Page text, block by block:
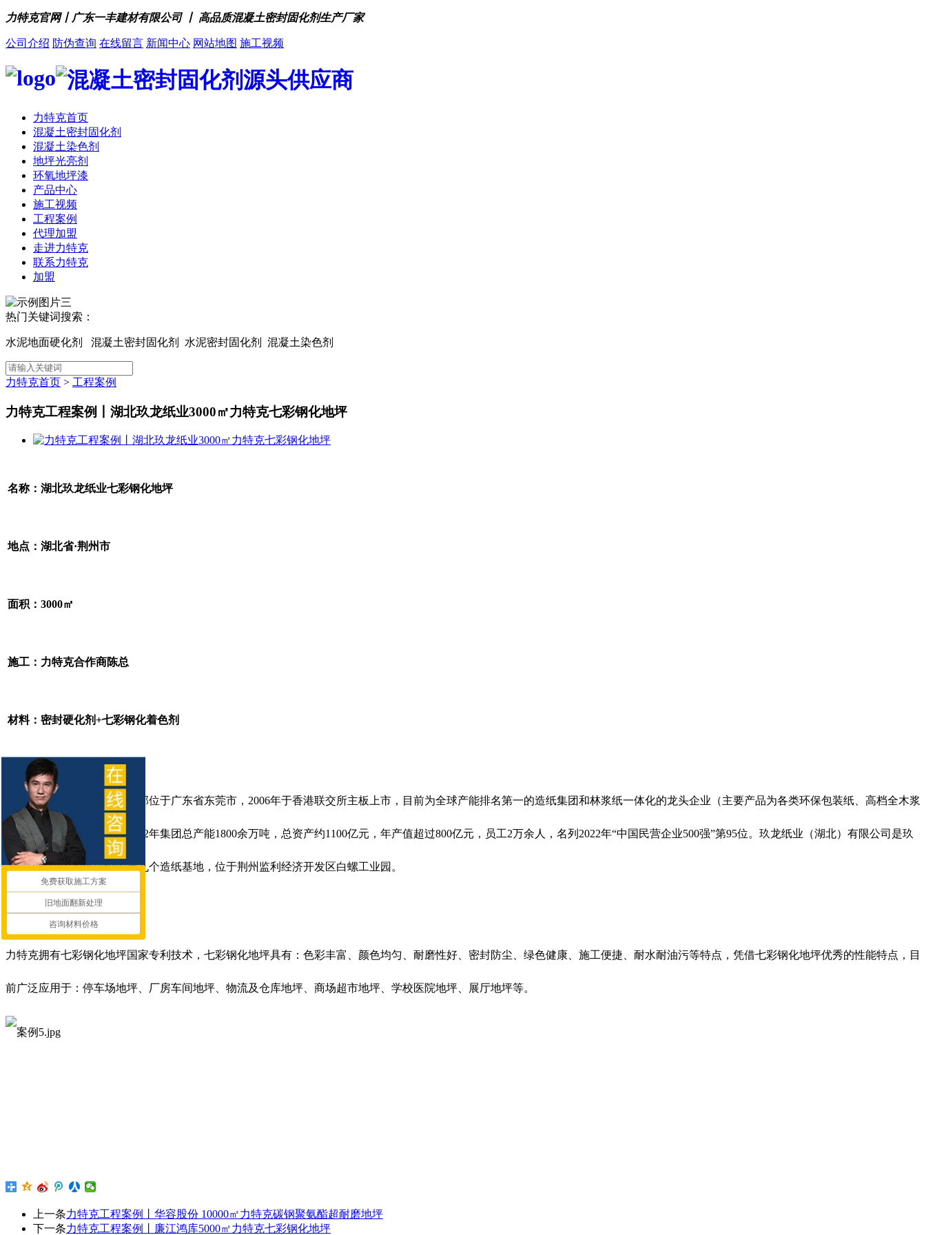
力特克官网丨广东一丰建材有限公司 丨 高品质混凝土密封固化剂生产厂家
公司介绍 防伪查询 在线留言 新闻中心 网站地图 施工视频
力特克首页
混凝土密封固化剂
混凝土染色剂
地坪光亮剂
环氧地坪漆
产品中心
施工视频
工程案例
代理加盟
走进力特克
联系力特克
加盟
热门关键词搜索：
水泥地面硬化剂 混凝土密封固化剂 水泥密封固化剂 混凝土染色剂
力特克首页 > 工程案例
力特克工程案例丨湖北玖龙纸业3000㎡力特克七彩钢化地坪
名称：湖北玖龙纸业七彩钢化地坪
地点：湖北省·荆州市
面积：3000㎡
施工：力特克合作商陈总
材料：密封硬化剂+七彩钢化着色剂
玖龙纸业成立于1995年，总部位于广东省东莞市，2006年于香港联交所主板上市，目前为全球产能排名第一的造纸集团和林浆纸一体化的龙头企业（主要产品为各类环保包装纸、高档全木浆
纸及其上下游产业链）。2022年集团总产能1800余万吨，总资产约1100亿元，年产值超过800亿元，员工2万余人，名列2022年“中国民营企业500强”第95位。玖龙纸业（湖北）有限公司是玖
龙集团在国内投资建设的第九个造纸基地，位于荆州监利经济开发区白螺工业园。
力特克拥有七彩钢化地坪国家专利技术，七彩钢化地坪具有：色彩丰富、颜色均匀、耐磨性好、密封防尘、绿色健康、施工便捷、耐水耐油污等特点，凭借七彩钢化地坪优秀的性能特点，目
前广泛应用于：停车场地坪、厂房车间地坪、物流及仓库地坪、商场超市地坪、学校医院地坪、展厅地坪等。
上一条力特克工程案例丨华容股份 10000㎡力特克碳钢聚氨酯超耐磨地坪
下一条力特克工程案例丨廉江鸿库5000㎡力特克七彩钢化地坪
免费获取施工方案
旧地面翻新处理
咨询材料价格